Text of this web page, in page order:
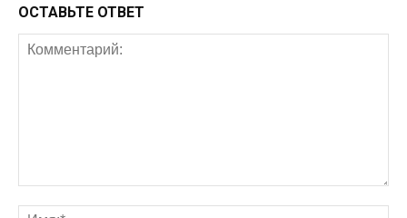
ОСТАВЬТЕ ОТВЕТ